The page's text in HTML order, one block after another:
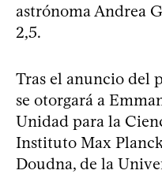
astrónoma Andrea
2,5.
Tras el anuncio del
se otorgará a
Unidad para la
Instituto Max
Doudna, de la